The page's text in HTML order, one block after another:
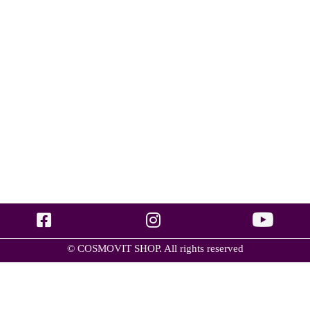
© COSMOVIT SHOP. All rights reserved